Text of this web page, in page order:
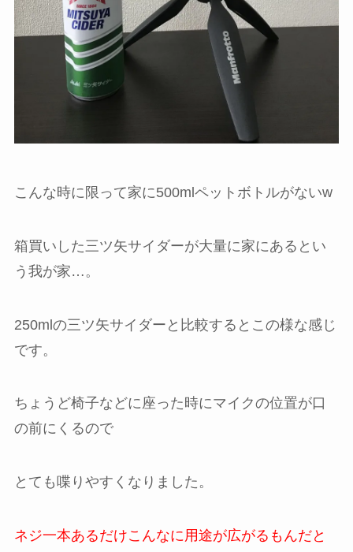
こんな時に限って家に500mlペットボトルがないw
箱買いした三ツ矢サイダーが大量に家にあるとい
う我が家…。
250mlの三ツ矢サイダーと比較するとこの様な感じ
です。
ちょうど椅子などに座った時にマイクの位置が口
の前にくるので
とても喋りやすくなりました。
ネジ一本あるだけこんなに用途が広がるもんだと